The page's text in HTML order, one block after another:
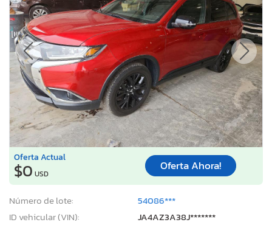
Oferta Actual
$0 USD
Oferta Ahora!
Número de lote:
54086***
ID vehicular (VIN):
JA4AZ3A38J*******